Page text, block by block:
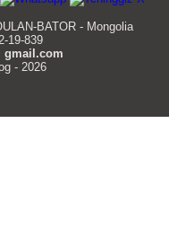
BATOR - Mongolia
19-839
gmail.com
- 2026